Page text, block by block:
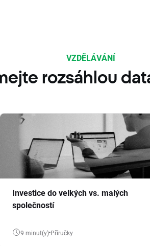
VZDĚLÁVÁNÍ
rozsáhlou
Investice do velkých vs. malých
společností
9 minut(y) Příručky